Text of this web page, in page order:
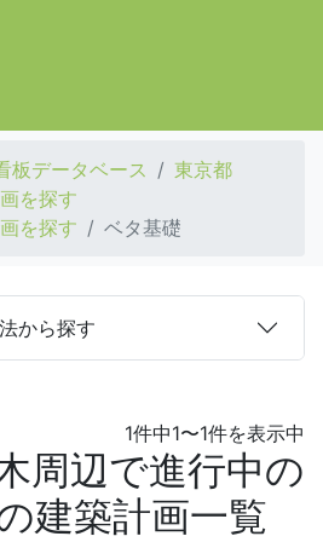
板データベース
東京都
を探す
を探す
ベタ基礎
から探す
1件中1〜1件を表示中
周辺で進行中の
建築計画一覧